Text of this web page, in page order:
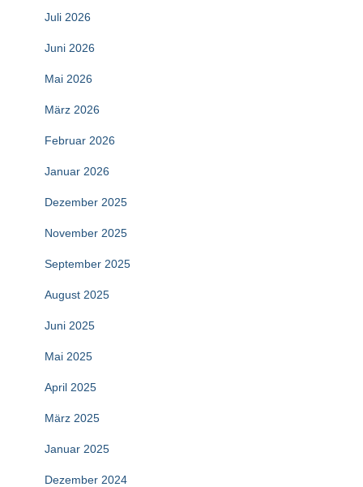
Juli 2026
Juni 2026
Mai 2026
März 2026
Februar 2026
Januar 2026
Dezember 2025
November 2025
September 2025
August 2025
Juni 2025
Mai 2025
April 2025
März 2025
Januar 2025
Dezember 2024